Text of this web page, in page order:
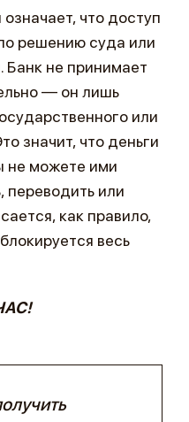
что доступ
решению суда или
Банк не принимает
— он лишь
или
значит, что деньги
не можете ими
переводить или
как правило,
весь